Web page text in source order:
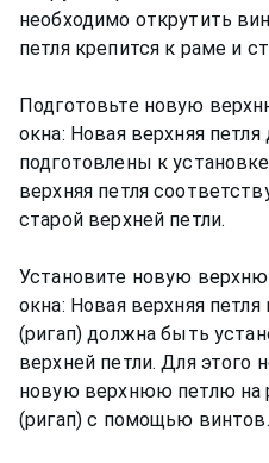
необходимо открутить
петля крепится к раме и
Подготовьте новую
окна: Новая верхняя
подготовлены к
верхняя петля
старой верхней петли.
Установите новую
окна: Новая верхняя петля
(ригап) должна быть
верхней петли. Для этого
новую верхнюю петлю на
(ригап) с помощью винтов.